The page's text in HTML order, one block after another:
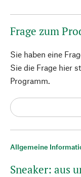
Allgemeine
Sneaker: aus
Frage zum
Sie haben eine
Sie die Frage hier
Programm.